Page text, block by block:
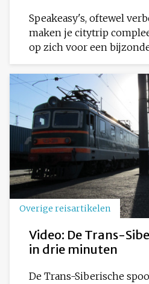
Speakeasy's, oftewel
maken je citytrip
op zich voor een
Overige reisartikelen
Video: De Trans-
in drie minuten
De Trans-Siberische